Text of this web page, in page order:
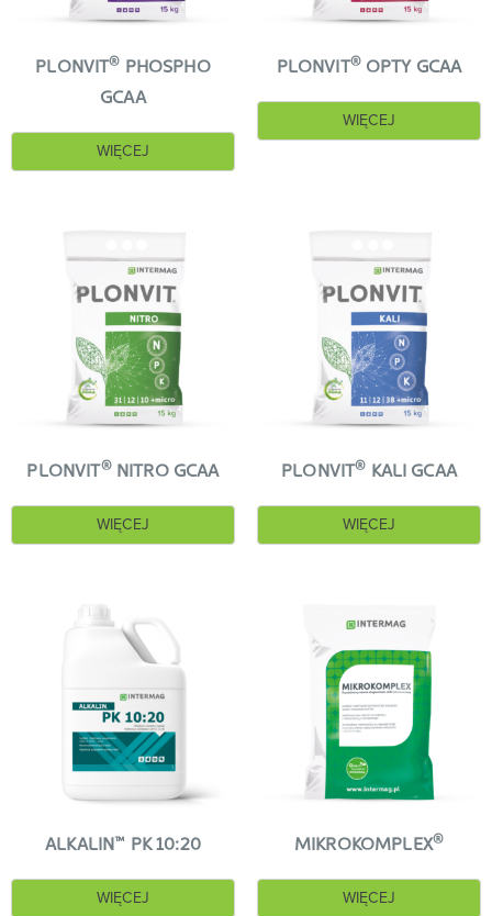
PLONVIT®
PHOSPHO
GCAA
WIĘCEJ
PLONVIT®OPTY GCAA
WIĘCEJ
PLONVIT®NITRO GCAA
WIĘCEJ
PLONVIT® KALI GCAA
WIĘCEJ
ALKALIN ™ PK 10:20
WIĘCEJ
MIKROKOMPLEX®
WIĘCEJ